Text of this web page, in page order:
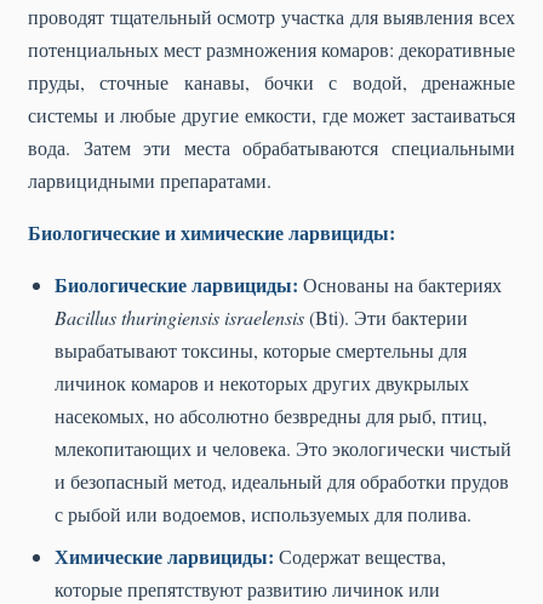
проводят тщательный осмотр участка для выявления всех
потенциальных мест размножения комаров: декоративные
пруды, сточные канавы, бочки с водой, дренажные
системы и любые другие емкости, где может застаиваться
вода. Затем эти места обрабатываются специальными
ларвицидными препаратами.
Биологические и химические ларвициды:
Биологические ларвициды: Основаны на бактериях
Bacillus thuringiensis israelensis(Bti). Эти бактерии
вырабатывают токсины, которые смертельны для
личинок комаров и некоторых других двукрылых
насекомых, но абсолютно безвредны для рыб, птиц,
млекопитающих и человека. Это экологически чистый
и безопасный метод, идеальный для обработки прудов
с рыбой или водоемов, используемых для полива.
Химические ларвициды: Содержат вещества,
которые препятствуют развитию личинок или